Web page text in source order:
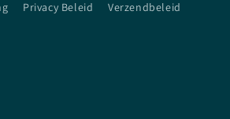
Privacy Beleid
Verzendbeleid